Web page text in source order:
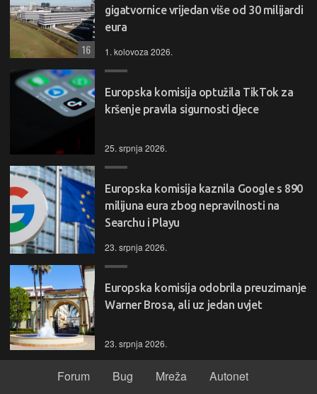
gigatvornice vrijedan više od 30 milijardi
eura
1. kolovoza 2026.
16
Europska komisija optužila TikTok za
kršenje pravila sigurnosti djece
25. srpnja 2026.
Europska komisija kaznila Google s 890
milijuna eura zbog nepravilnosti na
Searchu i Playu
23. srpnja 2026.
Europska komisija odobrila preuzimanje
Warner Brosa, ali uz jedan uvjet
23. srpnja 2026.
Forum Bug Mreža
Autonet